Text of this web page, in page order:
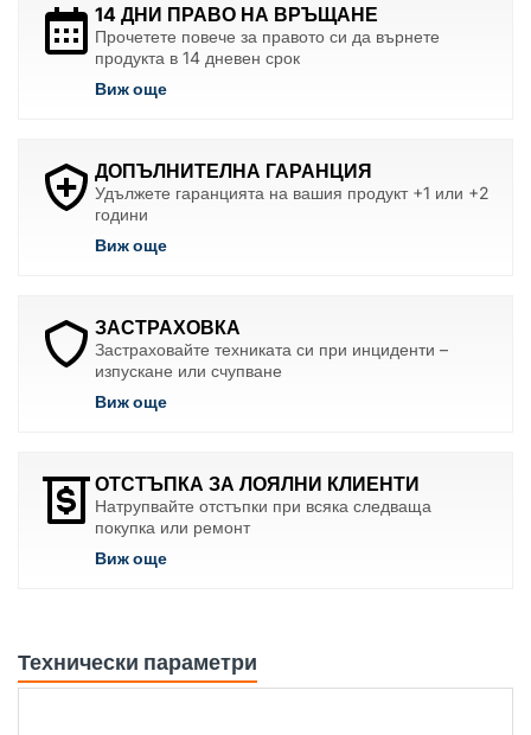
14 ДНИ ПРАВО НА ВРЪЩАНЕ
Прочетете повече за правото си да върнете
продукта в 14 дневен срок
Виж още
ДОПЪЛНИТЕЛНА ГАРАНЦИЯ
Удължете гаранцията на вашия продукт +1 или +2
години
Виж още
ЗАСТРАХОВКА
Застраховайте техниката си при инциденти –
изпускане или счупване
Виж още
ОТСТЪПКА ЗА ЛОЯЛНИ КЛИЕНТИ
Натрупвайте отстъпки при всяка следваща
покупка или ремонт
Виж още
Технически параметри